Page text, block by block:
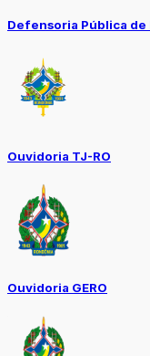
Defensoria Pública de
Ouvidoria TJ-RO
Ouvidoria GERO